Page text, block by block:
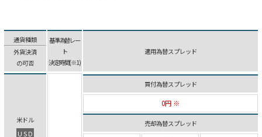
通貨種類
外貨決済
の可否
基準為替レー
ト
決定時間(※1)
適用為替スプレッド
米ドル
USD
買付為替スプレッド
0円 ※
売却為替スプレッド